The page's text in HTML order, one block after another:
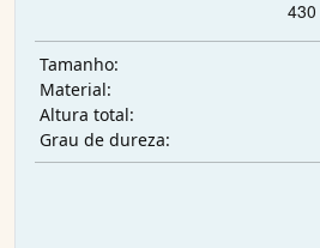
Tamanho:
Material:
Altura total:
Grau de dureza: